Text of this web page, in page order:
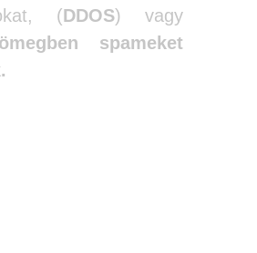
(DDOS) vagy
spameket